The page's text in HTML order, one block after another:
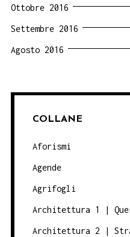
Ottobre 2016
Settembre 2016
Agosto 2016
COLLANE
Aforismi
Agende
Agrifogli
Architettura 1 |
Architettura 2 |